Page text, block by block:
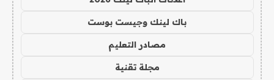
باك لينك وجيست بوست
مصادر التعليم
مجلة تقنية